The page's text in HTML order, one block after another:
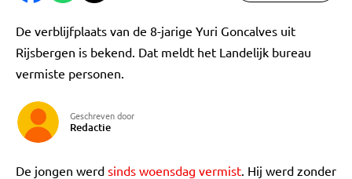
De verblijfplaats van de 8-jarige Yuri Goncalves uit
Rijsbergen is bekend. Dat meldt het Landelijk bureau
vermiste personen.
Geschreven door
Redactie
De jongen werd sinds woensdag vermist. Hij werd zonder